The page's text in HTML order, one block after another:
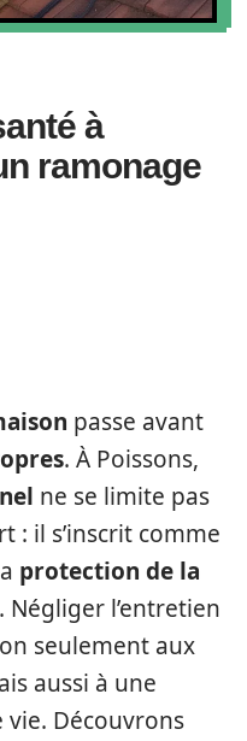
à
ramonage
passe avant
. À Poissons,
ne se limite pas
: il s’inscrit comme
protection de la
l’entretien
seulement aux
aussi à une
Découvrons